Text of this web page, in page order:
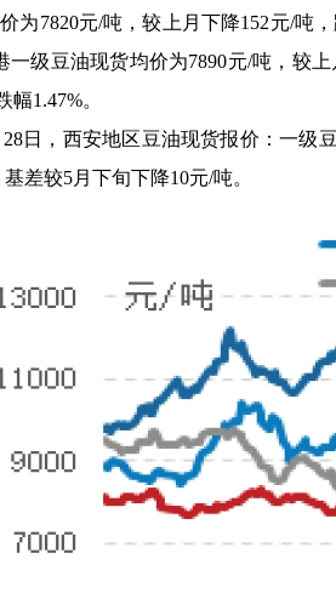
为7820元/吨，较上月下降152元/吨
一级豆油现货均价为7890元/吨，较
幅1.47%。
日，西安地区豆油现货报价：一级
差较5月下旬下降10元/吨。